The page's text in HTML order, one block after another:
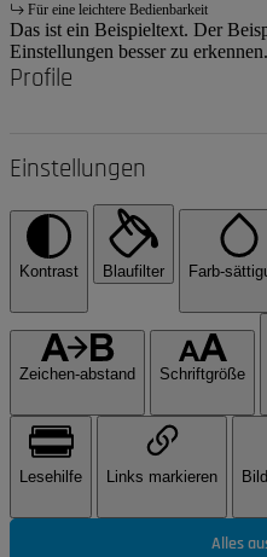
Für eine leichtere Bedienbarkeit
Das ist ein Beispieltext. Der
Einstellungen besser zu erkennen.
Profile
Einstellungen
Kontrast Blaufilter Farb-
Zeichen-abstand Schriftgröße
Lesehilfe Links markieren
Alles